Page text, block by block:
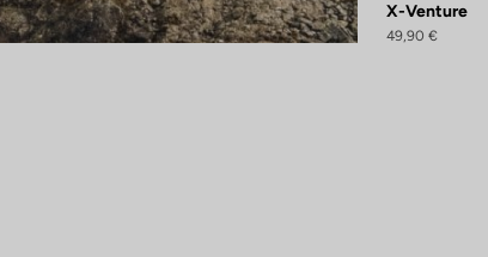
X-Venture
49,90 €